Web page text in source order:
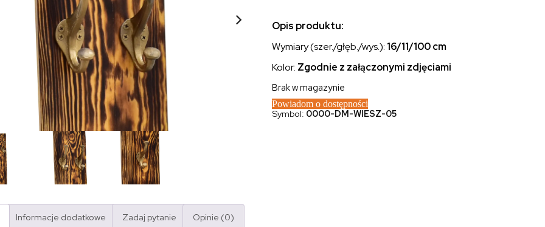
Opis produktu:
Wymiary (szer./głęb./wys.): 16/11/100 cm
Kolor: Zgodnie z załączonymi zdjęciami
Brak w magazynie
Powiadom o dostępności
Symbol: 0000-DM-WIESZ-05
Informacje dodatkowe Zadaj pytanie Opinie (0)